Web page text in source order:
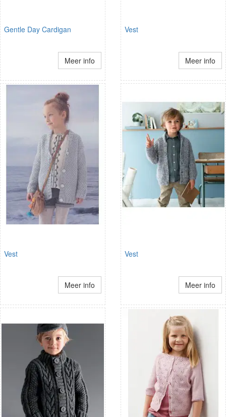
Gentle Day Cardigan
Meer info
Vest
Meer info
Vest
Meer info
Vest
Meer info